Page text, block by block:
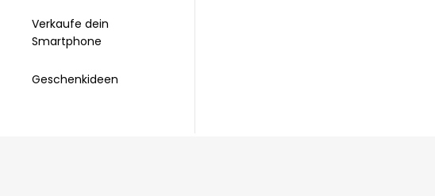
Verkaufe dein
Smartphone
Geschenkideen